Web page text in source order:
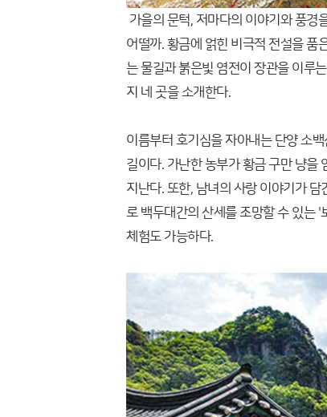
가을의 문턱, 저마다의 이야기와 풍경
어떨까. 황금에 얽힌 비극적 전설을 품
는 물길과 붉은빛 염전이 장관을 이루
지 네 곳을 소개한다.
이름부터 호기심을 자아내는 단양 소
길이다. 가난한 농부가 황금 구만 냥을
지난다. 또한, 남녀의 사랑 이야기가
로 백두대간의 산세를 조망할 수 있는
체험도 가능하다.